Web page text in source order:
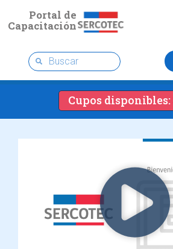
Portal de
Capacitación
Cupos disponibles: